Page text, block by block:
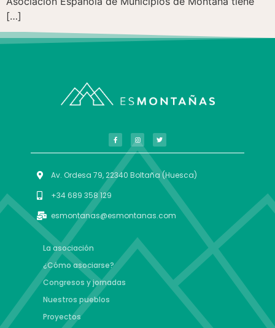
[…]
Av. Ordesa 79, 22340 Boltaña (Huesca)
+34 689 358 129
esmontanas@esmontanas.com
La asociación
¿Cómo asociarse?
Congresos y jornadas
Nuestros pueblos
Proyectos